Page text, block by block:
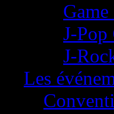
J-Pop
J-
Les